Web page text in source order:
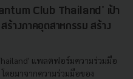
Club Thailand' เป้า
ร้างภาคอุตสาหกรรม สร้าง
แพลตฟอร์มความร่วมมือ
ดยมาจากความร่วมมือของ